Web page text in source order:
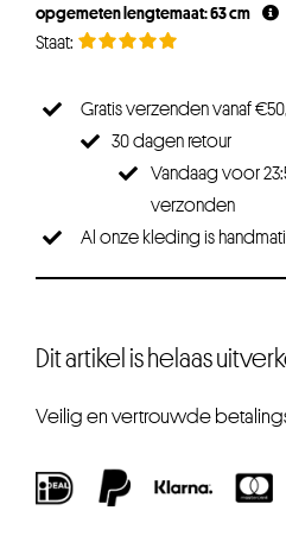
opgemeten lengtemaat: 63 cm
Gratis verzenden vanaf
30 dagen retour
Vandaag voor
verzonden
Al onze kleding is
Dit artikel is helaas
Veilig en vertrouwde